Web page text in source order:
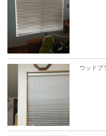
ウッドブ